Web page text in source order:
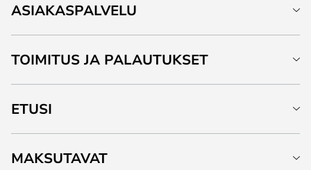
ASIAKASPALVELU
TOIMITUS JA PALAUTUKSET
ETUSI
MAKSUTAVAT